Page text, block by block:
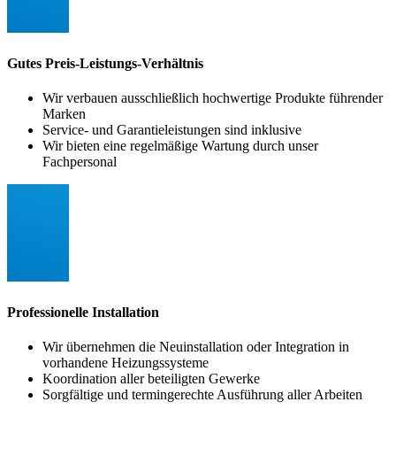
Gutes Preis-Leistungs-Verhältnis
Wir verbauen ausschließlich hochwertige Produkte führender
Marken
Service- und Garantieleistungen sind inklusive
Wir bieten eine regelmäßige Wartung durch unser
Fachpersonal
Professionelle Installation
Wir übernehmen die Neuinstallation oder Integration in
vorhandene Heizungssysteme
Koordination aller beteiligten Gewerke
Sorgfältige und termingerechte Ausführung aller Arbeiten